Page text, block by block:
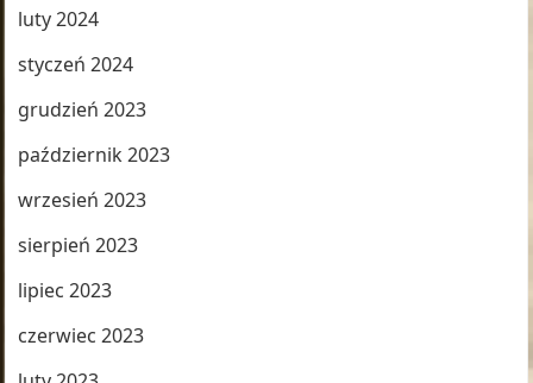
luty 2024
styczeń 2024
grudzień 2023
październik 2023
wrzesień 2023
sierpień 2023
lipiec 2023
czerwiec 2023